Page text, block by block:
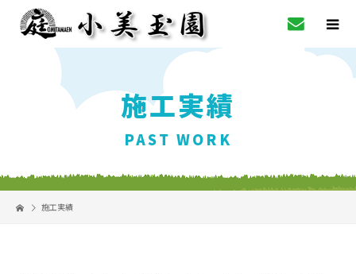
施工実績
PAST WORK
施工実績